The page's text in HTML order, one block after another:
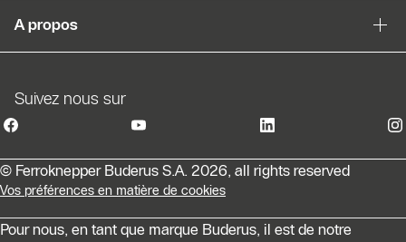
A propos
Suivez nous sur
© Ferroknepper Buderus S.A. 2026, all rights reserved
Vos préférences en matière de cookies
Pour nous, en tant que marque Buderus, il est de notre